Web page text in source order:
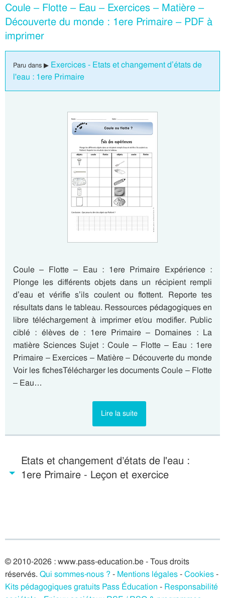
Coule – Flotte – Eau – Exercices – Matière –
Découverte du monde : 1ere Primaire – PDF à
imprimer
Paru dans ▶ Exercices - Etats et changement d’états de
l'eau : 1ere Primaire
Coule – Flotte – Eau : 1ere Primaire Expérience :
Plonge les différents objets dans un récipient rempli
d’eau et vérifie s’ils coulent ou flottent. Reporte tes
résultats dans le tableau. Ressources pédagogiques en
libre téléchargement à imprimer et/ou modifier. Public
ciblé : élèves de : 1ere Primaire – Domaines : La
matière Sciences Sujet : Coule – Flotte – Eau : 1ere
Primaire – Exercices – Matière – Découverte du monde
Voir les fichesTélécharger les documents Coule – Flotte
– Eau…
Lire la suite
Etats et changement d’états de l'eau :
1ere Primaire - Leçon et exercice
© 2010-2026 : www.pass-education.be - Tous droits
réservés. Qui sommes-nous ? - Mentions légales-Cookies-
Kits pédagogiques gratuits Pass Éducation - Responsabilité